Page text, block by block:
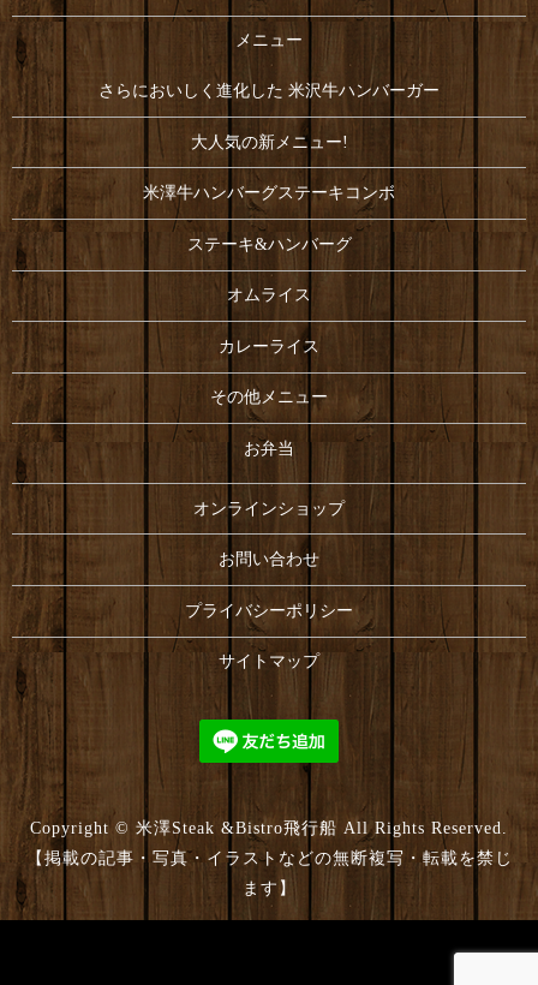
メニュー
さらにおいしく進化した 米沢牛ハンバーガー
大人気の新メニュー!
米澤牛ハンバーグステーキコンボ
ステーキ&ハンバーグ
オムライス
カレーライス
その他メニュー
お弁当
オンラインショップ
お問い合わせ
プライバシーポリシー
サイトマップ
Copyright © 米澤Steak &Bistro飛行船 All Rights Reserved.
【掲載の記事・写真・イラストなどの無断複写・転載を禁じ
ます】